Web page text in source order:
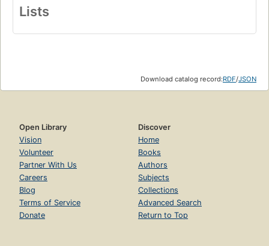
Lists
Download catalog record:RDF/JSON
Open Library
Vision
Volunteer
Partner With Us
Careers
Blog
Terms of Service
Donate
Discover
Home
Books
Authors
Subjects
Collections
Advanced Search
Return to Top